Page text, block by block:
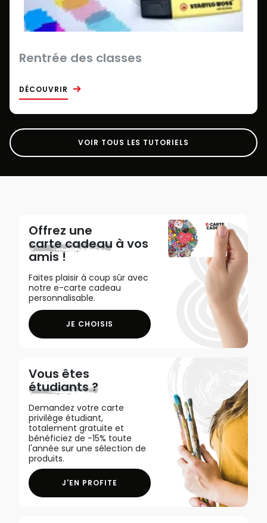
Rentrée des classes
DÉCOUVRIR
VOIR TOUS LES TUTORIELS
Offrez une
carte cadeau à vos
amis !
Faites plaisir à coup sûr avec
notre e-carte cadeau
personnalisable.
JE CHOISIS
Vous êtes
étudiants ?
Demandez votre carte
privilège étudiant,
totalement gratuite et
bénéficiez de -15% toute
l'année sur une sélection de
produits.
J'EN PROFITE